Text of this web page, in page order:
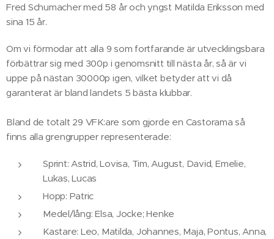
Fred Schumacher med 58 år och yngst Matilda Eriksson med
sina 15 år.
Om vi förmodar att alla 9 som fortfarande är utvecklingsbara
förbättrar sig med 300p i genomsnitt till nästa år, så är vi
uppe på nästan 30000p igen, vilket betyder att vi då
garanterat är bland landets 5 bästa klubbar.
Bland de totalt 29 VFK:are som gjorde en Castorama så
finns alla grengrupper representerade:
Sprint: Astrid, Lovisa, Tim, August, David, Emelie,
Lukas, Lucas
Hopp: Patric
Medel/lång: Elsa, Jocke; Henke
Kastare: Leo, Matilda, Johannes, Maja, Pontus, Anna,